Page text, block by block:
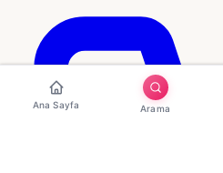
Ana Sayfa Arama